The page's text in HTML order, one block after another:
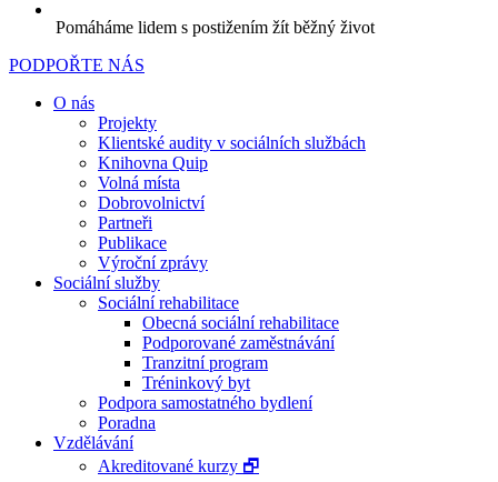
Pomáháme lidem s postižením žít běžný život
PODPOŘTE NÁS
O nás
Projekty
Klientské audity v sociálních službách
Knihovna Quip
Volná místa
Dobrovolnictví
Partneři
Publikace
Výroční zprávy
Sociální služby
Sociální rehabilitace
Obecná sociální rehabilitace
Podporované zaměstnávání
Tranzitní program
Tréninkový byt
Podpora samostatného bydlení
Poradna
Vzdělávání
Akreditované kurzy 🗗